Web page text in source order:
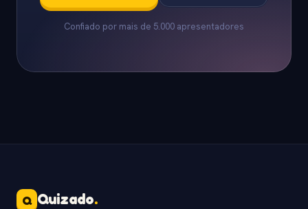
Confiado por mais de 5.000 apresentadores
Q Quizado.